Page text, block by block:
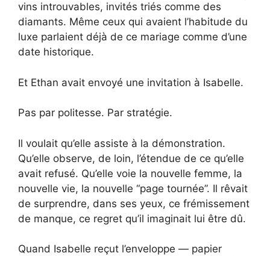
vins introuvables, invités triés comme des
diamants. Même ceux qui avaient l’habitude du
luxe parlaient déjà de ce mariage comme d’une
date historique.
Et Ethan avait envoyé une invitation à Isabelle.
Pas par politesse. Par stratégie.
Il voulait qu’elle assiste à la démonstration.
Qu’elle observe, de loin, l’étendue de ce qu’elle
avait refusé. Qu’elle voie la nouvelle femme, la
nouvelle vie, la nouvelle “page tournée”. Il rêvait
de surprendre, dans ses yeux, ce frémissement
de manque, ce regret qu’il imaginait lui être dû.
Quand Isabelle reçut l’enveloppe — papier